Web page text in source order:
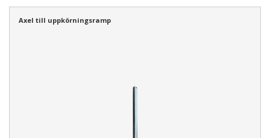
Axel till uppkörningsramp